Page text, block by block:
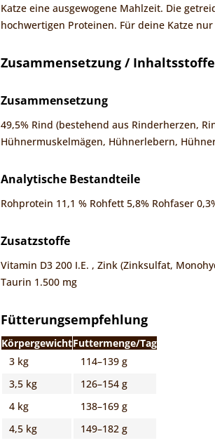
Katze eine ausgewogene Mahlzeit. Die
hochwertigen Proteinen. Für deine Katze
Zusammensetzung / Inhaltsstoffe
Zusammensetzung
49,5% Rind (bestehend aus Rinderherzen,
Hühnermuskelmägen, Hühnerlebern,
Analytische Bestandteile
Rohprotein 11,1 % Rohfett 5,8% Rohfaser
Zusatzstoffe
Vitamin D3 200 I.E. , Zink (Zinksulfat,
Taurin 1.500 mg
Fütterungsempfehlung
KörpergewichtFuttermenge/Tag
3 kg
114–139 g
3,5 kg
126–154 g
4 kg
138–169 g
4,5 kg
149–182 g